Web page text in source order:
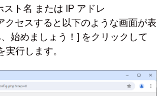
スト名 または IP アドレ
クセスすると以下のような画面が表
始めましょう！] をクリックして
行します。